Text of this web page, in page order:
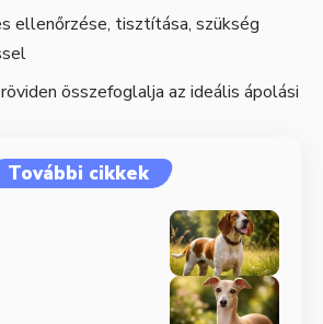
ellenőrzése, tisztítása, szükség
összefoglalja az ideális ápolási
További cikkek